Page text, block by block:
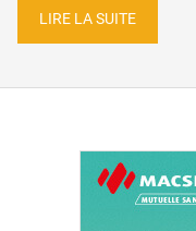
LIRE LA SUITE